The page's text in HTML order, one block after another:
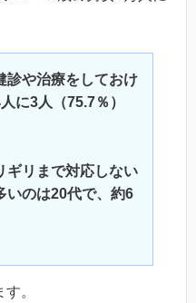
診や治療をしておけ
に3人（75.7％）
ギリまで対応しない
いのは20代で、約6
。